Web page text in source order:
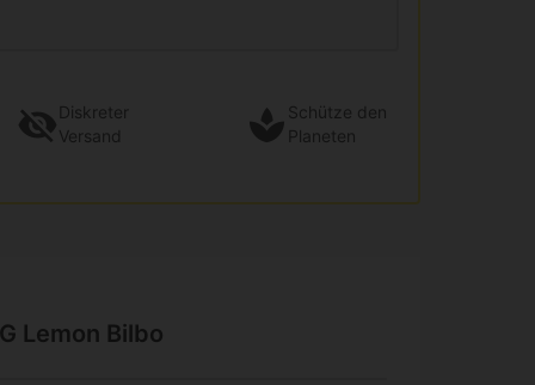
Diskreter
Versand
Schütze den
Planeten
Lemon Bilbo